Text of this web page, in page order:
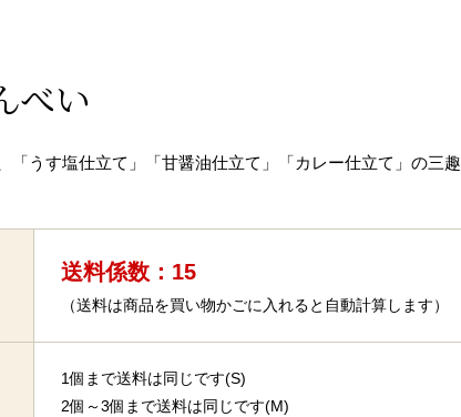
べい
「うす塩仕立て」「甘醤油仕立て」「カレー仕立て」の三趣
送料係数：15
（送料は商品を買い物かごに入れると自動計算します）
1個まで送料は同じです(S)
2個～3個まで送料は同じです(M)